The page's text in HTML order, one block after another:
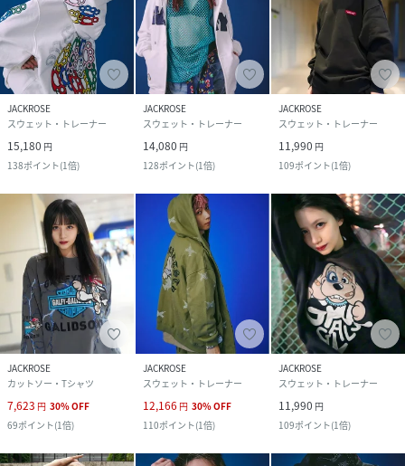
JACKROSE
スウェット・トレーナー
15,180 円
138ポイント(1倍)
JACKROSE
スウェット・トレーナー
14,080 円
128ポイント(1倍)
JACKROSE
スウェット・トレーナー
11,990 円
109ポイント(1倍)
JACKROSE
カットソー・Tシャツ
7,623 円 30%OFF
69ポイント(1倍)
JACKROSE
スウェット・トレーナー
12,166 円 30%OFF
110ポイント(1倍)
JACKROSE
スウェット・トレーナー
11,990 円
109ポイント(1倍)